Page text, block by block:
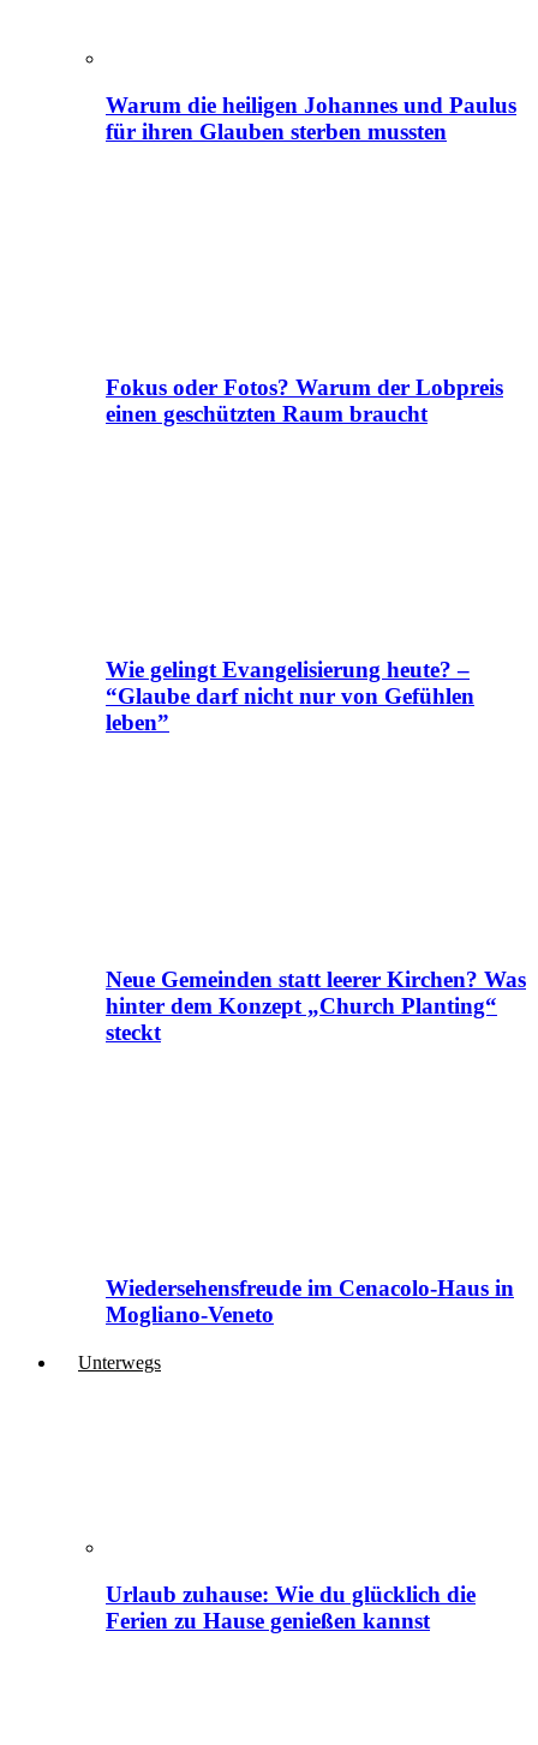
Warum die heiligen Johannes und Paulus
für ihren Glauben sterben mussten
Fokus oder Fotos? Warum der Lobpreis
einen geschützten Raum braucht
Wie gelingt Evangelisierung heute? –
“Glaube darf nicht nur von Gefühlen
leben”
Neue Gemeinden statt leerer Kirchen? Was
hinter dem Konzept „Church Planting“
steckt
Wiedersehensfreude im Cenacolo-Haus in
Mogliano-Veneto
Unterwegs
Urlaub zuhause: Wie du glücklich die
Ferien zu Hause genießen kannst